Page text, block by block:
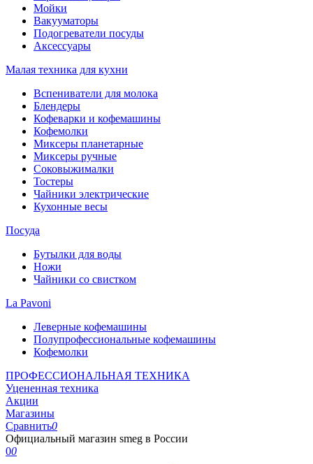
Мойки
Вакууматоры
Подогреватели посуды
Аксессуары
Малая техника для кухни
Вспениватели для молока
Блендеры
Кофеварки и кофемашины
Кофемолки
Миксеры планетарные
Миксеры ручные
Соковыжималки
Тостеры
Чайники электрические
Кухонные весы
Посуда
Бутылки для воды
Ножи
Чайники со свистком
La Pavoni
Леверные кофемашины
Полупрофессиональные кофемашины
Кофемолки
ПРОФЕССИОНАЛЬНАЯ ТЕХНИКА
Уцененная техника
Акции
Магазины
Сравнить0
Официальный магазин smeg в России
00